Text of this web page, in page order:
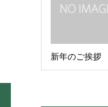
新年のご挨拶